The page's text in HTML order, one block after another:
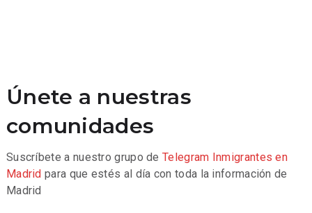
Únete a nuestras
comunidades
Suscríbete a nuestro grupo deTelegram Inmigrantes en
Madrid para que estés al día con toda la información de
Madrid